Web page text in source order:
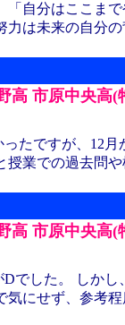
「自分はここま
力は未来の自分
高 市原中央高(
たですが、12月
授業での過去問
高 市原中央高(
でした。 しかし
気にせず、参考